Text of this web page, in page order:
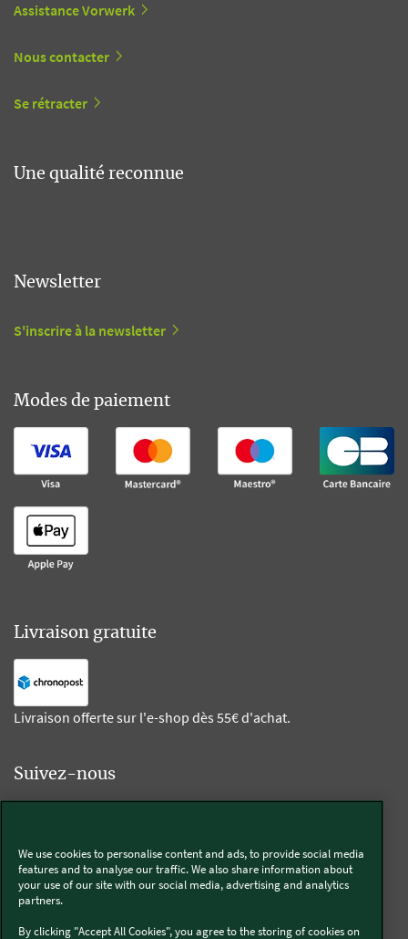
Assistance Vorwerk
Nous contacter
Se rétracter
Une qualité reconnue
Newsletter
S'inscrire à la newsletter
Modes de paiement
Livraison gratuite
Livraison offerte sur l'e-shop dès 55€ d'achat.
Suivez-nous
Thermomix®
We use cookies to personalise content and ads, to provide social media
features and to analyse our traffic. We also share information about
your use of our site with our social media, advertising and analytics
partners.
By clicking "Accept All Cookies", you agree to the storing of cookies on